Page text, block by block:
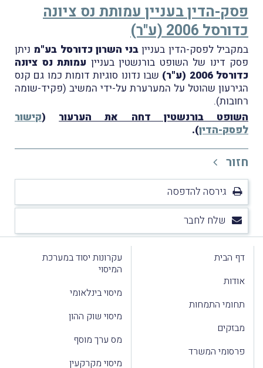
פסק-הדין בעניין עמותת נס ציונה
כדורסל 2006 (ע"ר)
במקביל לפסק-הדין בעניין בני השרון כדורסל בע"מ ניתן
פסק דינו של השופט בורנשטין בעניין עמותת נס ציונה
כדורסל 2006 (ע"ר)
שבו נדונו סוגיות דומות כמו גם קנס
הגירעון שהוטל על המערערת על-ידי המשיב (פקיד-שומה
רחובות).
השופט בורנשטין דחה את הערעור (קישור
לפסק-הדין).
חזור
גירסה להדפסה
שלח לחבר
דף הבית
אודות
תחומי התמחות
מבזקים
פרסומי המשרד
עקרונות יסוד במערכת
המיסוי
מיסוי בינלאומי
מיסוי שוק ההון
מס ערך מוסף
מיסוי מקרקעין